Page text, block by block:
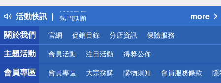
活動快訊
得獎公告
熱門話題
銀行優惠
偏遠地區配送
詐騙網頁！請小心！
more
關於我們
官網 促銷目錄 分店資訊 保險服務
主題活動 會員活動 注目活動 得獎公佈
會員專區 會員專區 大宗採購 購物須知 會員服務條款 隱